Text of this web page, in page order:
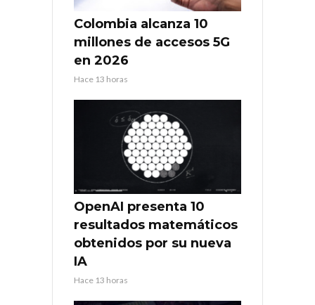
Colombia alcanza 10
millones de accesos 5G
en 2026
Hace 13 horas
OpenAI presenta 10
resultados matemáticos
obtenidos por su nueva
IA
Hace 13 horas